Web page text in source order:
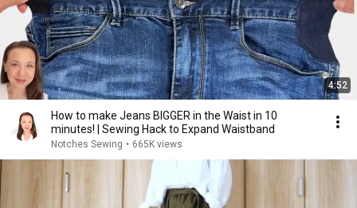
4:52
How to make Jeans BIGGER in the Waist in 10
minutes! | Sewing Hack to Expand Waistband
Notches Sewing • 665K views